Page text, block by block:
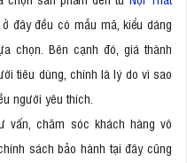
đây đều có mẫu mã, kiểu dáng
chọn. Bên cạnh đó, giá thành
tiêu dùng, chính là lý do vì sao
người yêu thích.
vấn, chăm sóc khách hàng vô
sách bảo hành tại đây cũng